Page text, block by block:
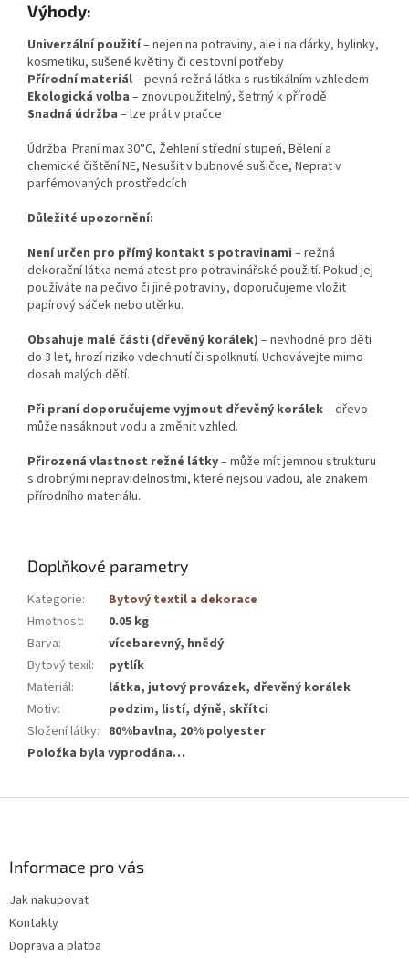
Výhody:
Univerzální použití– nejen na potraviny, ale i na dárky, bylinky,
kosmetiku, sušené květiny či cestovní potřeby
Přírodní materiál– pevná režná látka s rustikálním vzhledem
Ekologická volba – znovupoužitelný, šetrný k přírodě
Snadná údržba – lze prát v pračce
Údržba: Praní max 30°C, Žehlení střední stupeň, Bělení a
chemické čištění NE, Nesušit v bubnové sušičce, Neprat v
parfémovaných prostředcích
Důležité upozornění:
Není určen pro přímý kontakt s potravinami – režná
dekorační látka nemá atest pro potravinářské použití. Pokud jej
používáte na pečivo či jiné potraviny, doporučujeme vložit
papírový sáček nebo utěrku.
Obsahuje malé části (dřevěný korálek) – nevhodné pro děti
do 3 let, hrozí riziko vdechnutí či spolknutí. Uchovávejte mimo
dosah malých dětí.
Při praní doporučujeme vyjmout dřevěný korálek– dřevo
může nasáknout vodu a změnit vzhled.
Přirozená vlastnost režné látky– může mít jemnou strukturu
s drobnými nepravidelnostmi, které nejsou vadou, ale znakem
přírodního materiálu.
Doplňkové parametry
Kategorie:
Bytový textil a dekorace
Hmotnost:
0.05 kg
Barva:
vícebarevný, hnědý
Bytový texil:
pytlík
Materiál:
látka, jutový provázek, dřevěný korálek
Motiv:
podzim, listí, dýně, skřítci
Složení látky: 80%bavlna, 20% polyester
Položka byla vyprodána…
Informace pro vás
Jak nakupovat
Kontakty
Doprava a platba